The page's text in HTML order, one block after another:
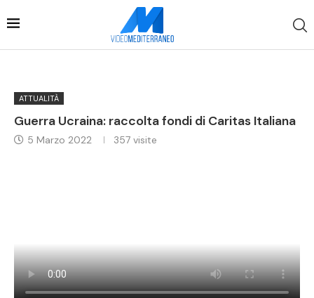
ATTUALITÀ
Guerra Ucraina: raccolta fondi di Caritas Italiana
5 Marzo 2022 357 visite